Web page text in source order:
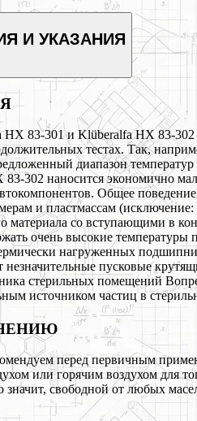
И УКАЗАНИЯ
83-301 и Klüberalfa HX 83-
тестах. Так,
диапазон
83-302 наносится экономично
Общее
и пластмассам
материала со вступающими в
очень высокие
нагруженных
незначительные пусковые
стерильных помещений
источником частиц в
перед первичным
или горячим воздухом для
значит, свободной от любых